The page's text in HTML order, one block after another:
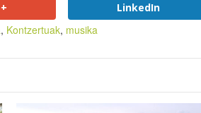
LinkedIn
, Kontzertuak, musika